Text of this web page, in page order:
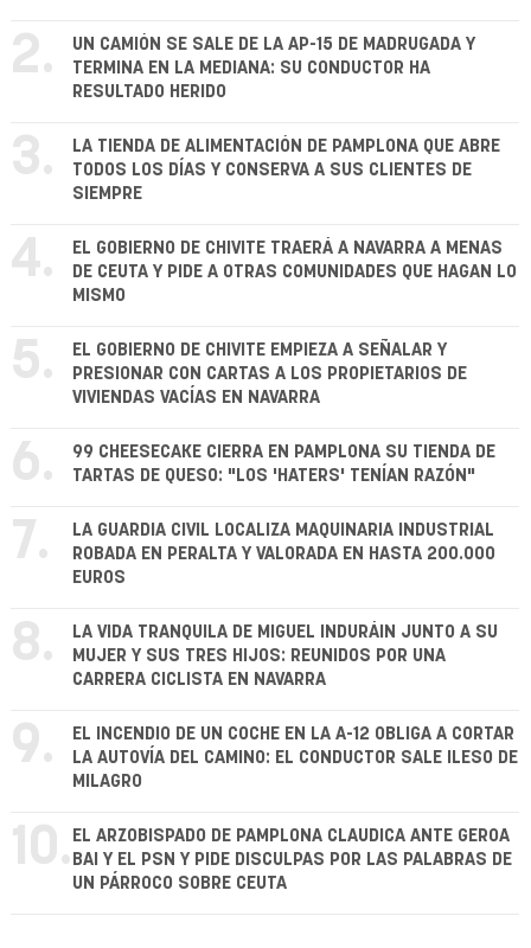
2.
UN CAMIÓN SE SALE DE LA AP-15 DE MADRUGADA Y
TERMINA EN LA MEDIANA: SU CONDUCTOR HA
RESULTADO HERIDO
3.
LA TIENDA DE ALIMENTACIÓN DE PAMPLONA QUE ABRE
TODOS LOS DÍAS Y CONSERVA A SUS CLIENTES DE
SIEMPRE
4.
EL GOBIERNO DE CHIVITE TRAERÁ A NAVARRA A MENAS
DE CEUTA Y PIDE A OTRAS COMUNIDADES QUE HAGAN LO
MISMO
5.
EL GOBIERNO DE CHIVITE EMPIEZA A SEÑALAR Y
PRESIONAR CON CARTAS A LOS PROPIETARIOS DE
VIVIENDAS VACÍAS EN NAVARRA
6.
99 CHEESECAKE CIERRA EN PAMPLONA SU TIENDA DE
TARTAS DE QUESO: "LOS 'HATERS' TENÍAN RAZÓN"
7.
LA GUARDIA CIVIL LOCALIZA MAQUINARIA INDUSTRIAL
ROBADA EN PERALTA Y VALORADA EN HASTA 200.000
EUROS
8.
LA VIDA TRANQUILA DE MIGUEL INDURÁIN JUNTO A SU
MUJER Y SUS TRES HIJOS: REUNIDOS POR UNA
CARRERA CICLISTA EN NAVARRA
9.
EL INCENDIO DE UN COCHE EN LA A-12 OBLIGA A CORTAR
LA AUTOVÍA DEL CAMINO: EL CONDUCTOR SALE ILESO DE
MILAGRO
10. EL ARZOBISPADO DE PAMPLONA CLAUDICA ANTE GEROA
BAI Y EL PSN Y PIDE DISCULPAS POR LAS PALABRAS DE
UN PÁRROCO SOBRE CEUTA